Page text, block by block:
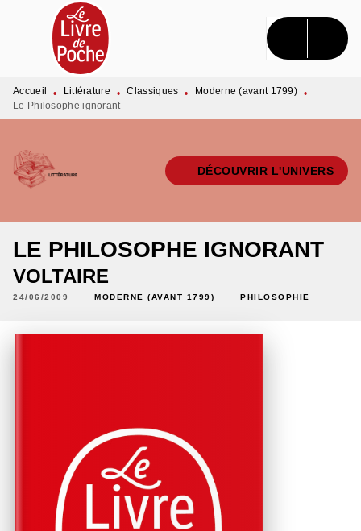
MENU RECHERCHE CONTENU
PIED DE PAGE
Accueil • Littérature • Classiques • Moderne (avant 1799) •
Le Philosophe ignorant
DÉCOUVRIR L'UNIVERS
LE PHILOSOPHE IGNORANT
VOLTAIRE
24/06/2009 MODERNE (AVANT 1799) PHILOSOPHIE